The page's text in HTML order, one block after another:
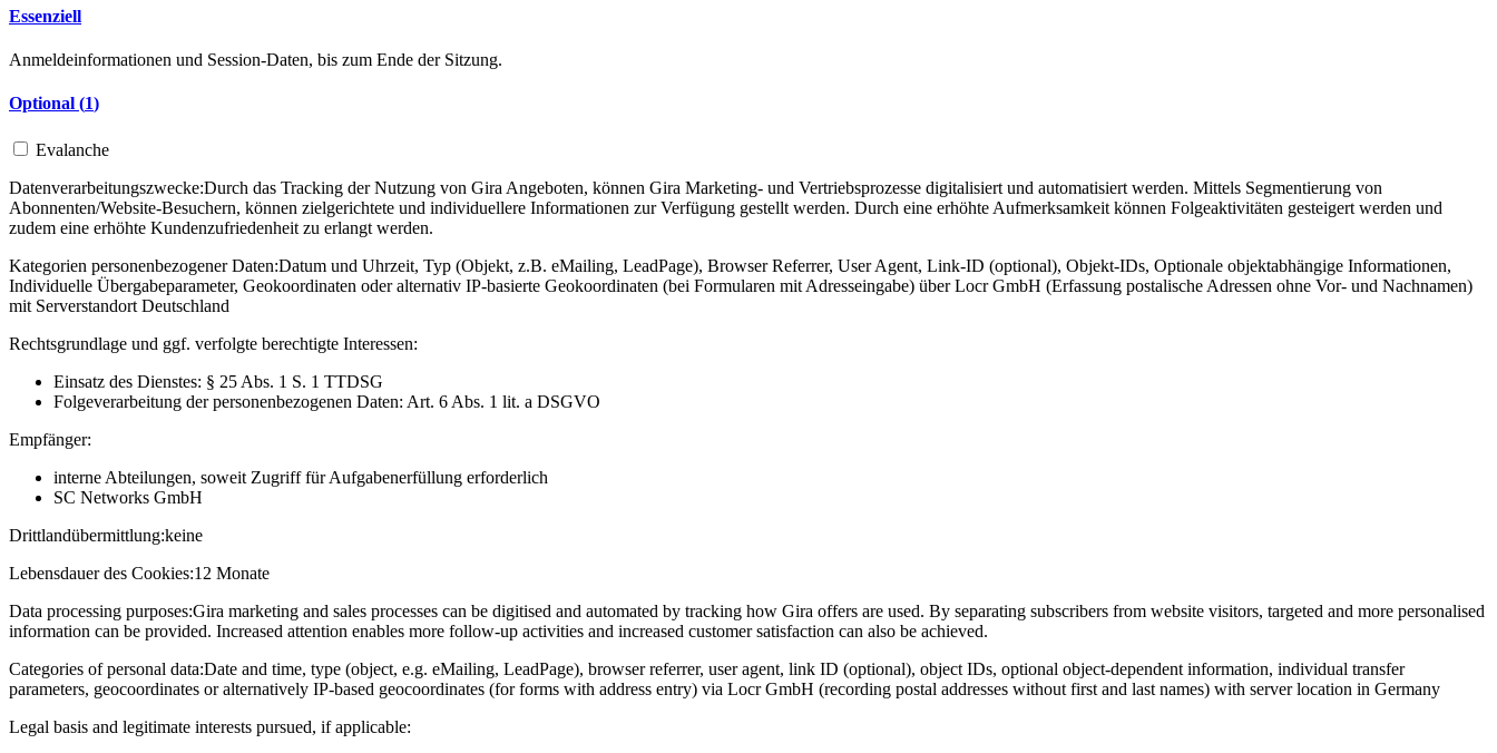
Essenziell
Anmeldeinformationen und Session-Daten, bis zum Ende der Sitzung.
Optional (1)
Evalanche
Datenverarbeitungszwecke:Durch das Tracking der Nutzung von Gira Angeboten, können Gira Marketing- und Vertriebsprozesse digitalisiert und automatisiert werden. Mittels Segmentierung von
Abonnenten/Website-Besuchern, können zielgerichtete und individuellere Informationen zur Verfügung gestellt werden. Durch eine erhöhte Aufmerksamkeit können Folgeaktivitäten gesteigert werden und
zudem eine erhöhte Kundenzufriedenheit zu erlangt werden.
Kategorien personenbezogener Daten:Datum und Uhrzeit, Typ (Objekt, z.B. eMailing, LeadPage), Browser Referrer, User Agent, Link-ID (optional), Objekt-IDs, Optionale objektabhängige Informationen,
Individuelle Übergabeparameter, Geokoordinaten oder alternativ IP-basierte Geokoordinaten (bei Formularen mit Adresseingabe) über Locr GmbH (Erfassung postalische Adressen ohne Vor- und Nachnamen)
mit Serverstandort Deutschland
Rechtsgrundlage und ggf. verfolgte berechtigte Interessen:
Einsatz des Dienstes: § 25 Abs. 1 S. 1 TTDSG
Folgeverarbeitung der personenbezogenen Daten: Art. 6 Abs. 1 lit. a DSGVO
Empfänger:
interne Abteilungen, soweit Zugriff für Aufgabenerfüllung erforderlich
SC Networks GmbH
Drittlandübermittlung:keine
Lebensdauer des Cookies:12 Monate
Data processing purposes:Gira marketing and sales processes can be digitised and automated by tracking how Gira offers are used. By separating subscribers from website visitors, targeted and more personalised
information can be provided. Increased attention enables more follow-up activities and increased customer satisfaction can also be achieved.
Categories of personal data:Date and time, type (object, e.g. eMailing, LeadPage), browser referrer, user agent, link ID (optional), object IDs, optional object-dependent information, individual transfer
parameters, geocoordinates or alternatively IP-based geocoordinates (for forms with address entry) via Locr GmbH (recording postal addresses without first and last names) with server location in Germany
Legal basis and legitimate interests pursued, if applicable: